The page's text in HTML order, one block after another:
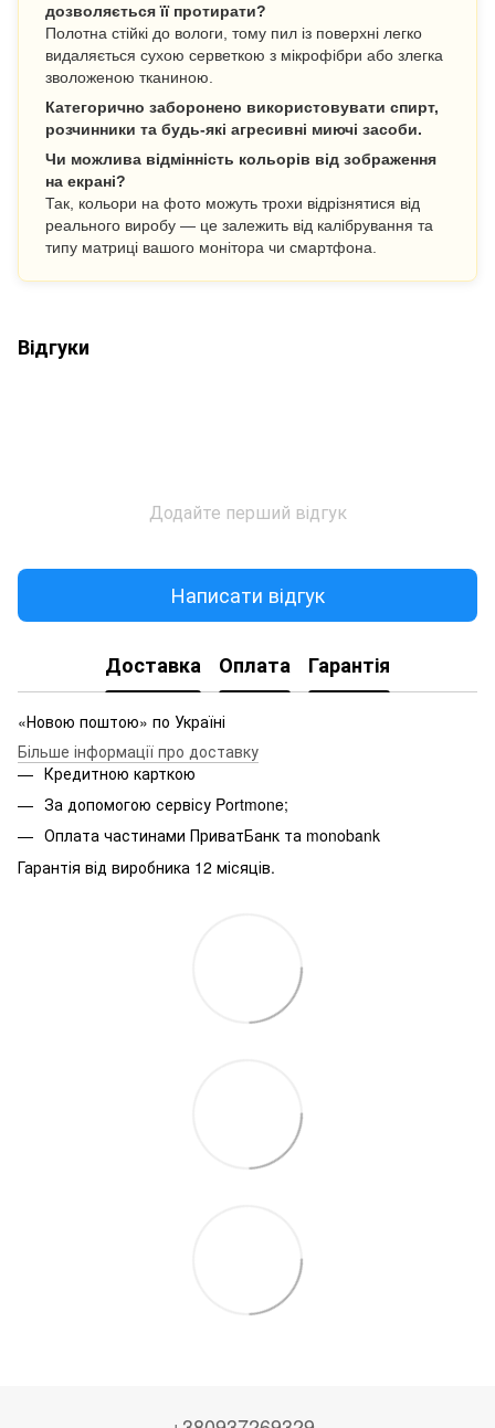
дозволяється її протирати?
Полотна стійкі до вологи, тому пил із поверхні легко
видаляється сухою серветкою з мікрофібри або злегка
зволоженою тканиною.
Категорично заборонено використовувати спирт,
розчинники та будь-які агресивні миючі засоби.
Чи можлива відмінність кольорів від зображення
на екрані?
Так, кольори на фото можуть трохи відрізнятися від
реального виробу — це залежить від калібрування та
типу матриці вашого монітора чи смартфона.
Відгуки
Додайте перший відгук
Написати відгук
Доставка Оплата Гарантія
«Новою поштою» по Україні
Більше інформації про доставку
Кредитною карткою
За допомогою сервісу Portmone;
Оплата частинами ПриватБанк та monobank
Гарантія від виробника 12 місяців.